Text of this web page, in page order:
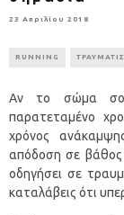
23 Απριλίου 2018
RUNNING
Αν το σώμα σου
παρατεταμένο
χρόνος
απόδοση σε βάθος
οδηγήσει σε
καταλάβεις ότι